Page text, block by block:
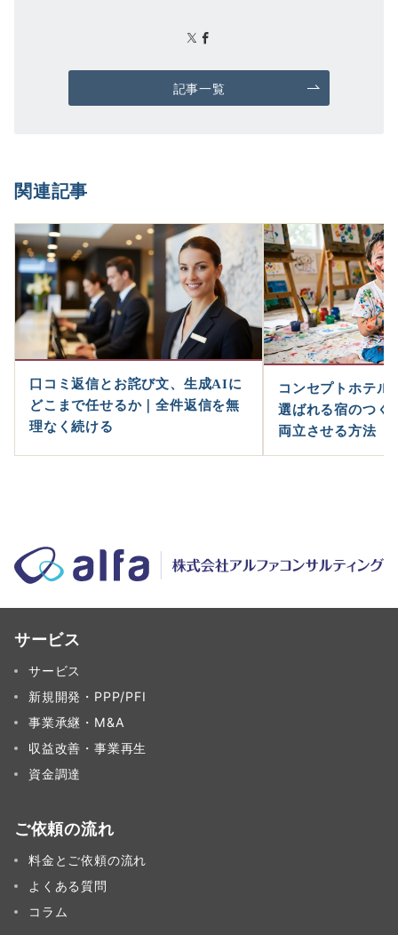
記事一覧
関連記事
口コミ返信とお詫び文、生成AIに
どこまで任せるか｜全件返信を無
理なく続ける
コンセプトホテル
選ばれる宿のつく
両立させる方法
サービス
サービス
新規開発・PPP/PFI
事業承継・M&A
収益改善・事業再生
資金調達
ご依頼の流れ
料金とご依頼の流れ
よくある質問
コラム